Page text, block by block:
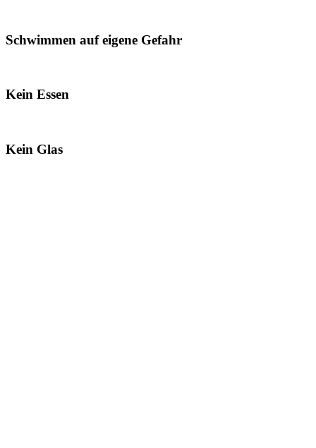
Schwimmen auf eigene Gefahr
Kein Essen
Kein Glas